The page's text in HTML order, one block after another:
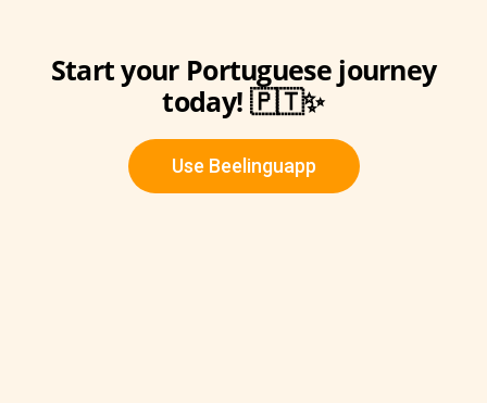
Start your Portuguese journey
today! 🇵🇹✨
Use Beelinguapp